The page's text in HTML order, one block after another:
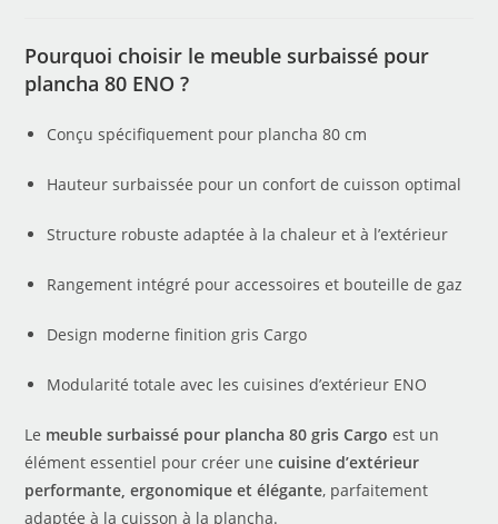
Pourquoi choisir le meuble surbaissé pour
plancha 80 ENO ?
Conçu spécifiquement pour plancha 80 cm
Hauteur surbaissée pour un confort de cuisson optimal
Structure robuste adaptée à la chaleur et à l’extérieur
Rangement intégré pour accessoires et bouteille de gaz
Design moderne finition gris Cargo
Modularité totale avec les cuisines d’extérieur ENO
Le meuble surbaissé pour plancha 80 gris Cargo est un
élément essentiel pour créer unecuisine d’extérieur
performante, ergonomique et élégante, parfaitement
adaptée à la cuisson à la plancha.